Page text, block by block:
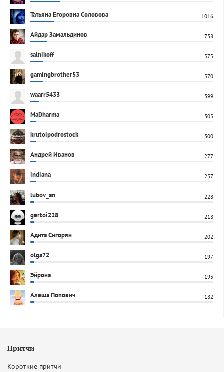
Татьяна Егоровна Соловова 1016
Айдар Замальдинов 738
salnikoff 575
gamingbrother53 570
waarr5433 399
MaDharma 305
krutoipodrostock 300
Андрей Иванов 277
indiana 257
lubov_an 228
gertoi228 218
Адита Сигорян 202
olga72 197
Эйрона 193
Алеша Попович 182
Притчи
Короткие притчи